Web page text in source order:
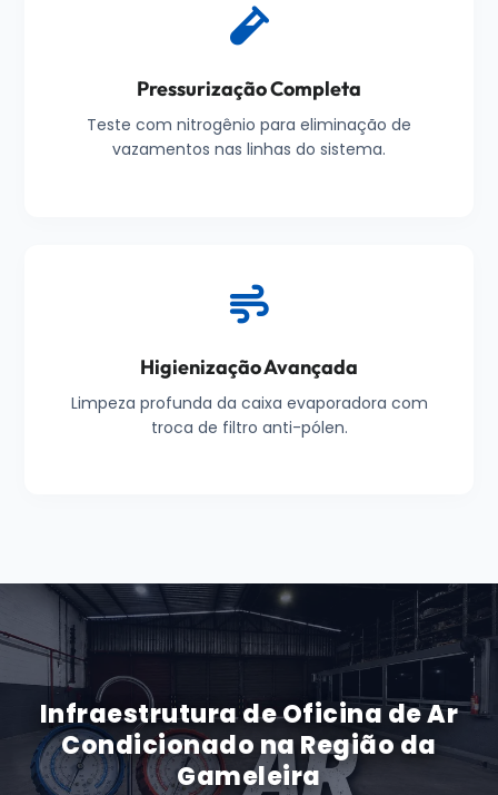
Pressurização Completa
Teste com nitrogênio para eliminação de
vazamentos nas linhas do sistema.
Higienização Avançada
Limpeza profunda da caixa evaporadora com
troca de filtro anti-pólen.
Infraestrutura de Oficina de Ar
Condicionado na Região da
Gameleira